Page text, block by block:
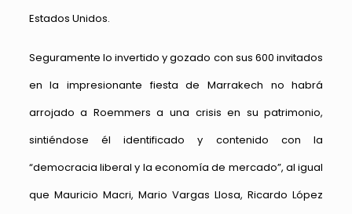
Estados Unidos.
Seguramente lo invertido y gozado con sus 600 invitados
en la impresionante fiesta de Marrakech no habrá
arrojado a Roemmers a una crisis en su patrimonio,
sintiéndose él identificado y contenido con la
“democracia liberal y la economía de mercado”, al igual
que Mauricio Macri, Mario Vargas Llosa, Ricardo López